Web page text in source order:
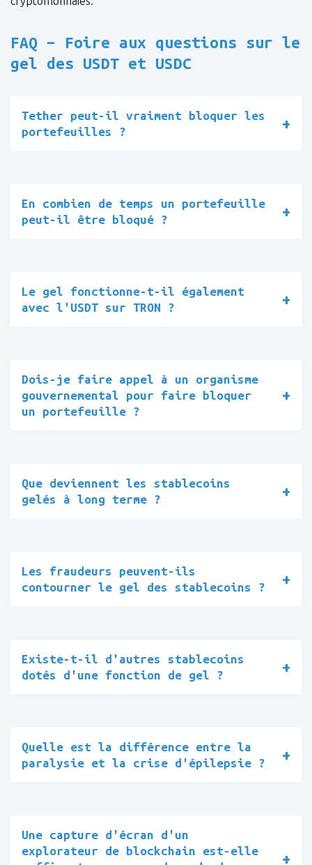
FAQ – Foire aux questions sur le
gel des USDT et USDC
Tether peut-il vraiment bloquer les
portefeuilles ?
En combien de temps un portefeuille
peut-il être bloqué ?
Le gel fonctionne-t-il également
avec l'USDT sur TRON ?
Dois-je faire appel à un organisme
gouvernemental pour faire bloquer
un portefeuille ?
Que deviennent les stablecoins
gelés à long terme ?
Les fraudeurs peuvent-ils
contourner le gel des stablecoins ?
Existe-t-il d'autres stablecoins
dotés d'une fonction de gel ?
Quelle est la différence entre la
paralysie et la crise d'épilepsie ?
Une capture d'écran d'un
explorateur de blockchain est-elle